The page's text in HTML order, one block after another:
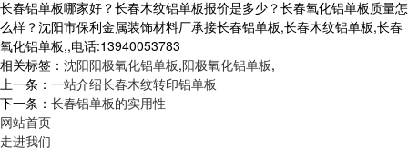
长春铝单板哪家好？长春木纹铝单板报价是多少？长春氧化铝单板质量怎
么样？沈阳市保利金属装饰材料厂承接长春铝单板,长春木纹铝单板,长春
氧化铝单板,,电话:13940053783
相关标签： 沈阳阳极氧化铝单板,阳极氧化铝单板,
上一条： 一站介绍长春木纹转印铝单板
下一条： 长春铝单板的实用性
网站首页
走进我们